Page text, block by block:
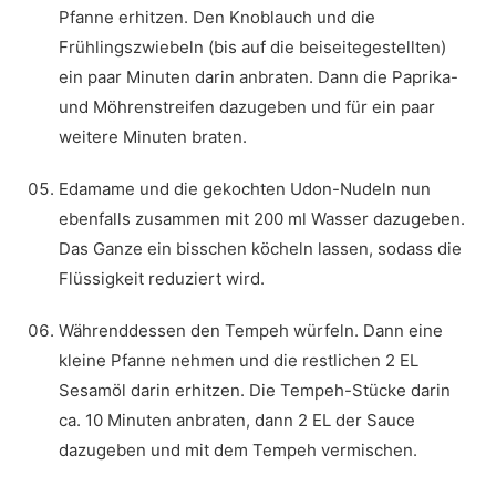
Pfanne erhitzen. Den Knoblauch und die
Frühlingszwiebeln (bis auf die beiseitegestellten)
ein paar Minuten darin anbraten. Dann die Paprika-
und Möhrenstreifen dazugeben und für ein paar
weitere Minuten braten.
Edamame und die gekochten Udon-Nudeln nun
ebenfalls zusammen mit 200 ml Wasser dazugeben.
Das Ganze ein bisschen köcheln lassen, sodass die
Flüssigkeit reduziert wird.
Währenddessen den Tempeh würfeln. Dann eine
kleine Pfanne nehmen und die restlichen 2 EL
Sesamöl darin erhitzen. Die Tempeh-Stücke darin
ca. 10 Minuten anbraten, dann 2 EL der Sauce
dazugeben und mit dem Tempeh vermischen.